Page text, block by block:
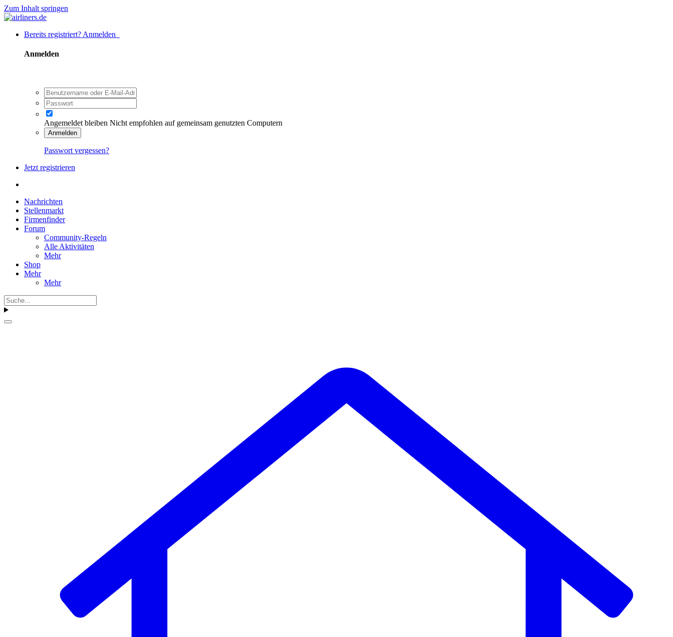
Zum Inhalt springen
Bereits registriert? Anmelden
Anmelden
Angemeldet bleiben Nicht empfohlen auf gemeinsam genutzten Computern
Anmelden
Passwort vergessen?
Jetzt registrieren
Nachrichten
Stellenmarkt
Firmenfinder
Forum
Community-Regeln
Alle Aktivitäten
Mehr
Shop
Mehr
Mehr